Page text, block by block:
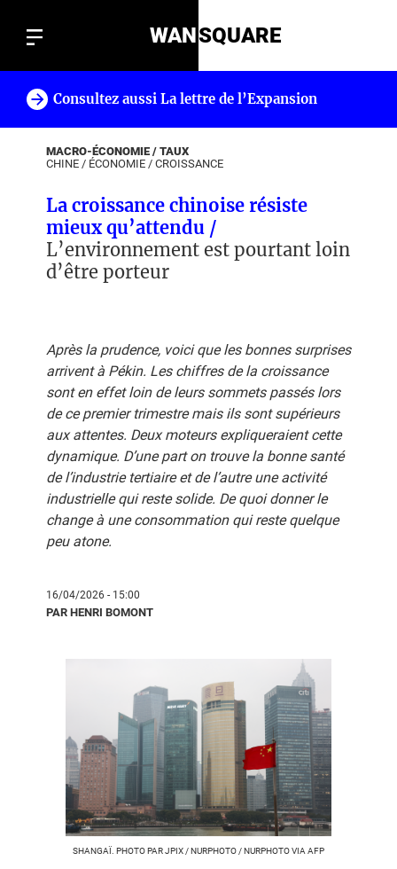
WANSQUARE
Consultez aussi La lettre de l’Expansion
MACRO-ÉCONOMIE / TAUX
CHINE / ÉCONOMIE / CROISSANCE
La croissance chinoise résiste
mieux qu’attendu /
L’environnement est pourtant loin
d’être porteur
Après la prudence, voici que les bonnes surprises
arrivent à Pékin. Les chiffres de la croissance
sont en effet loin de leurs sommets passés lors
de ce premier trimestre mais ils sont supérieurs
aux attentes. Deux moteurs expliqueraient cette
dynamique. D’une part on trouve la bonne santé
de l’industrie tertiaire et de l’autre une activité
industrielle qui reste solide. De quoi donner le
change à une consommation qui reste quelque
peu atone.
16/04/2026 - 15:00
PAR HENRI BOMONT
SHANGAÏ. PHOTO PAR JPIX / NURPHOTO / NURPHOTO VIA AFP